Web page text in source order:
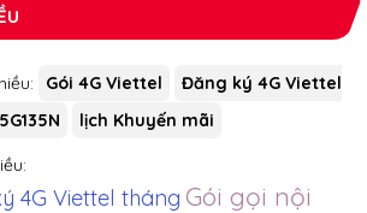
Gói 4G Viettel
Đăng ký 4G Viettel
5G135N lịch Khuyến mãi
4G Viettel tháng Gói gọi nội